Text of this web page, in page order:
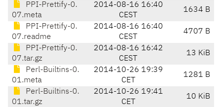
PPI-Prettify-0.
07.meta
2014-08-16 16:40
CEST
1634 B
PPI-Prettify-0.
07.readme
2014-08-16 16:40
CEST
4707 B
PPI-Prettify-0.
07.tar.gz
2014-08-16 16:42
CEST
13 KiB
Perl-Builtins-0.
01.meta
2014-10-26 19:39
CET
1281 B
Perl-Builtins-0.
01.tar.gz
2014-10-26 19:41
CET
10 KiB